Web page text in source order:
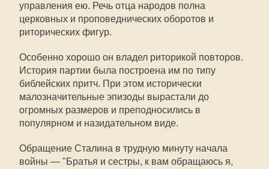
управления ею. Речь отца народов полна
церковных и проповеднических оборотов и
риторических фигур.
Особенно хорошо он владел риторикой повторов.
История партии была построена им по типу
библейских притч. При этом исторически
малозначительные эпизоды вырастали до
огромных размеров и преподносились в
популярном и назидательном виде.
Обращение Сталина в трудную минуту начала
войны — "Братья и сестры, к вам обращаюсь я,